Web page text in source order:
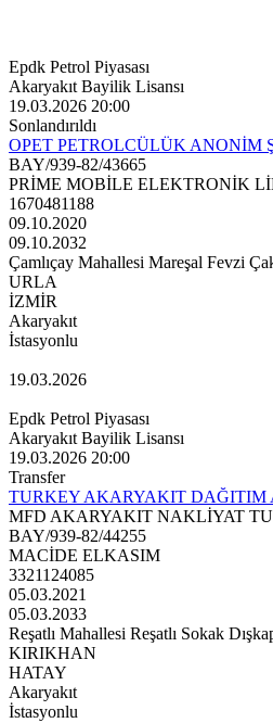
Epdk Petrol Piyasası
Akaryakıt Bayilik Lisansı
19.03.2026 20:00
Sonlandırıldı
OPET PETROLCÜLÜK ANONİM
BAY/939-82/43665
PRİME MOBİLE ELEKTRONİK
1670481188
09.10.2020
09.10.2032
Çamlıçay Mahallesi Mareşal Fevzi
URLA
İZMİR
Akaryakıt
İstasyonlu
19.03.2026
Epdk Petrol Piyasası
Akaryakıt Bayilik Lisansı
19.03.2026 20:00
Transfer
TURKEY AKARYAKIT DAĞITIM
MFD AKARYAKIT NAKLİYAT
BAY/939-82/44255
MACİDE ELKASIM
3321124085
05.03.2021
05.03.2033
Reşatlı Mahallesi Reşatlı Sokak
KIRIKHAN
HATAY
Akaryakıt
İstasyonlu